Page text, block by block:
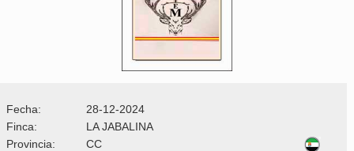
Fecha:
28-12-2024
Finca:
LA JABALINA
Provincia:
CC